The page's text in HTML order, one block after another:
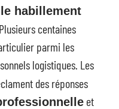
habillement
centaines
parmi les
logistiques. Les
des réponses
et